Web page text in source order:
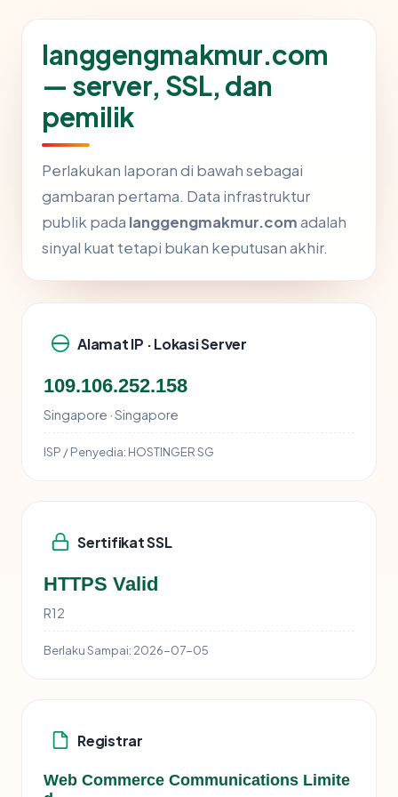
langgengmakmur.com
— server, SSL, dan
pemilik
Perlakukan laporan di bawah sebagai
gambaran pertama. Data infrastruktur
publik pada langgengmakmur.comadalah
sinyal kuat tetapi bukan keputusan akhir.
Alamat IP · Lokasi Server
109.106.252.158
Singapore · Singapore
ISP / Penyedia: HOSTINGER SG
Sertifikat SSL
HTTPS Valid
R12
Berlaku Sampai: 2026-07-05
Registrar
Web Commerce Communications Limite